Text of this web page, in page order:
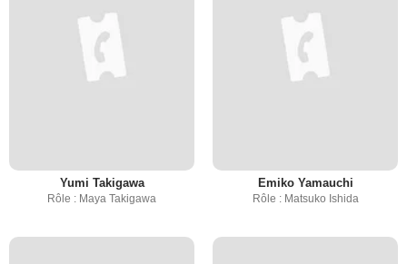
Yumi Takigawa
Rôle : Maya Takigawa
Emiko Yamauchi
Rôle : Matsuko Ishida